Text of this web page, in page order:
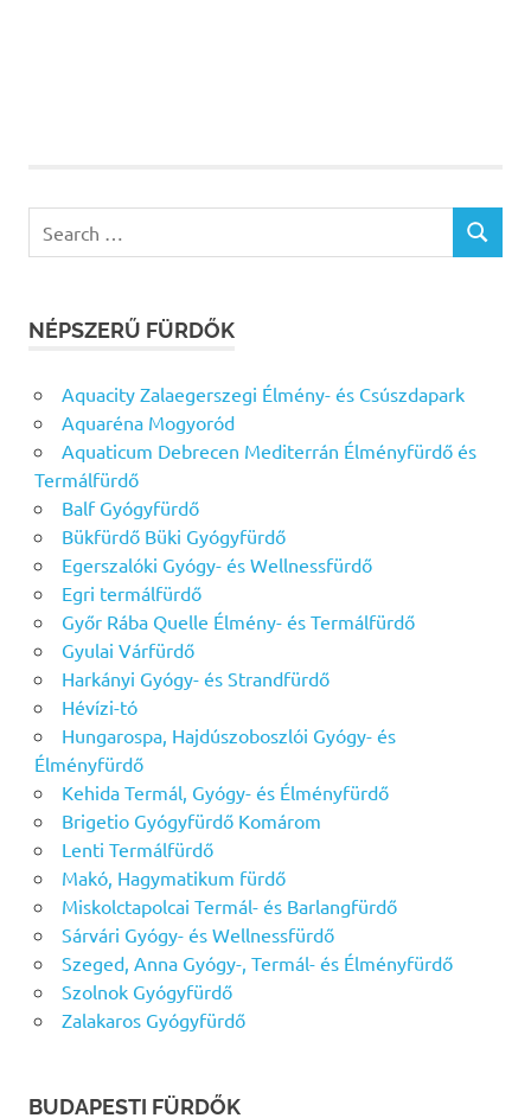
for:
SEARCH
NÉPSZERŰ FÜRDŐK
Aquacity Zalaegerszegi Élmény- és Csúszdapark
Aquaréna Mogyoród
Aquaticum Debrecen Mediterrán Élményfürdő és
Termálfürdő
Balf Gyógyfürdő
Bükfürdő Büki Gyógyfürdő
Egerszalóki Gyógy- és Wellnessfürdő
Egri termálfürdő
Győr Rába Quelle Élmény- és Termálfürdő
Gyulai Várfürdő
Harkányi Gyógy- és Strandfürdő
Hévízi-tó
Hungarospa, Hajdúszoboszlói Gyógy- és
Élményfürdő
Kehida Termál, Gyógy- és Élményfürdő
Brigetio Gyógyfürdő Komárom
Lenti Termálfürdő
Makó, Hagymatikum fürdő
Miskolctapolcai Termál- és Barlangfürdő
Sárvári Gyógy- és Wellnessfürdő
Szeged, Anna Gyógy-, Termál- és Élményfürdő
Szolnok Gyógyfürdő
Zalakaros Gyógyfürdő
BUDAPESTI FÜRDŐK